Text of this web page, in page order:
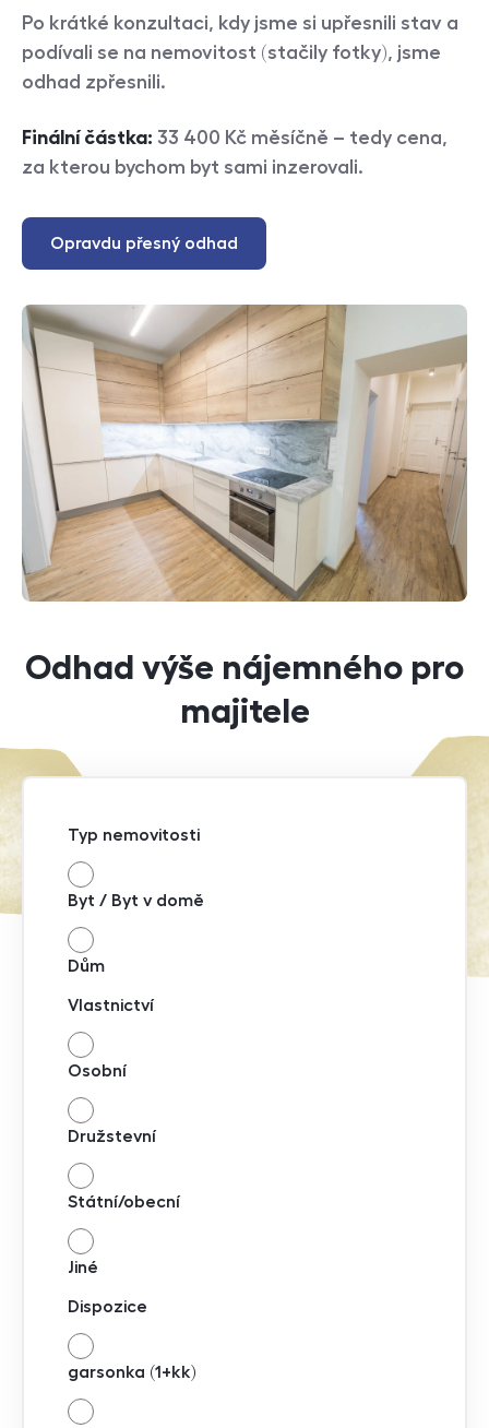
Po krátké konzultaci, kdy jsme si upřesnili stav a
podívali se na nemovitost (stačily fotky), jsme
odhad zpřesnili.
Finální částka: 33 400 Kč měsíčně – tedy cena,
za kterou bychom byt sami inzerovali.
Opravdu přesný odhad
Odhad výše nájemného pro
majitele
Typ nemovitosti
Byt / Byt v domě
Dům
Vlastnictví
Osobní
Družstevní
Státní/obecní
Jiné
Dispozice
garsonka (1+kk)